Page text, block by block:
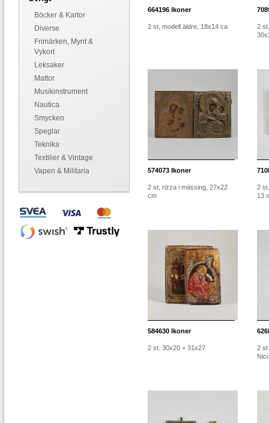
Böcker & Kartor
Diverse
Frimärken, Mynt &
Vykort
Leksaker
Mattor
Musikinstrument
Nautica
Smycken
Speglar
Teknika
Textilier & Vintage
Vapen & Militaria
664196 Ikoner
2 st, modell äldre, 18x14 ca
2
574073 Ikoner
2 st, rizza i mässing, 27x22
cm
2
13
584630 Ikoner
2 st. 30x20 + 31x27
2